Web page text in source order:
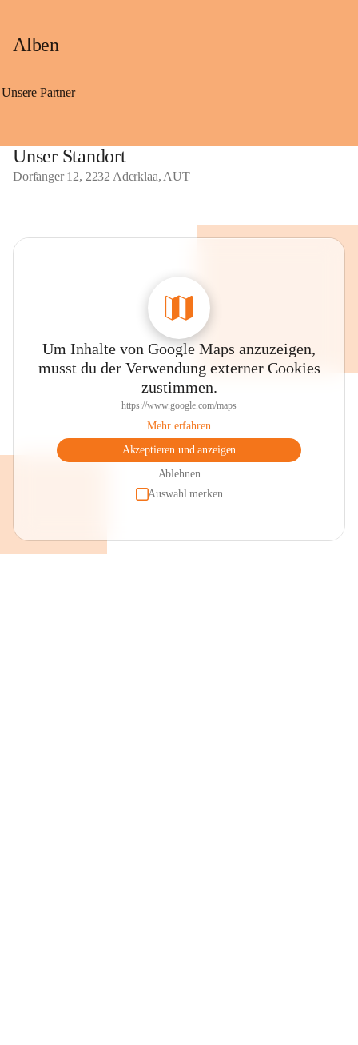
Alben
Unsere Partner
Unser Standort
Dorfanger 12, 2232 Aderklaa, AUT
Um Inhalte von Google Maps anzuzeigen,
musst du der Verwendung externer Cookies
zustimmen.
https://www.google.com/maps
Mehr erfahren
Akzeptieren und anzeigen
Ablehnen
Auswahl merken